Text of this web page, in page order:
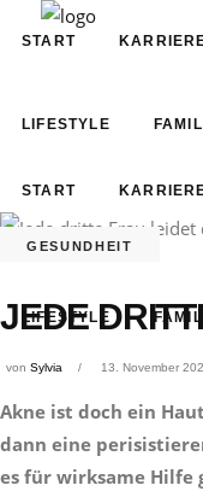
START
LIFESTYLE
START
LIFESTYLE
GESUNDHEIT
JEDE
von Sylvia 13. November
Akne ist doch ein
dann eine
es für wirksame